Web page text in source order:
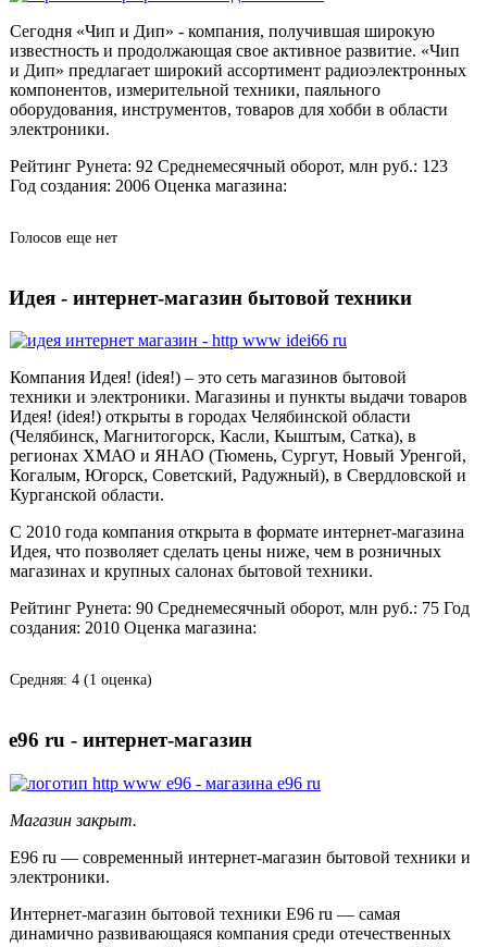
Сегодня «Чип и Дип» - компания, получившая широкую
известность и продолжающая свое активное развитие. «Чип
и Дип» предлагает широкий ассортимент радиоэлектронных
компонентов, измерительной техники, паяльного
оборудования, инструментов, товаров для хобби в области
электроники.
Рейтинг Рунета: 92 Среднемесячный оборот, млн руб.: 123
Год создания: 2006 Оценка магазина:
Голосов еще нет
Идея - интернет-магазин бытовой техники
Компания Идея! (ideя!) – это сеть магазинов бытовой
техники и электроники. Магазины и пункты выдачи товаров
Идея! (ideя!) открыты в городах Челябинской области
(Челябинск, Магнитогорск, Касли, Кыштым, Сатка), в
регионах ХМАО и ЯНАО (Тюмень, Сургут, Новый Уренгой,
Когалым, Югорск, Советский, Радужный), в Свердловской и
Курганской области.
С 2010 года компания открыта в формате интернет-магазина
Идея, что позволяет сделать цены ниже, чем в розничных
магазинах и крупных салонах бытовой техники.
Рейтинг Рунета: 90 Среднемесячный оборот, млн руб.: 75 Год
создания: 2010 Оценка магазина:
Средняя: 4 (1 оценка)
e96 ru - интернет-магазин
Магазин закрыт.
Е96 ru — современный интернет-магазин бытовой техники и
электроники.
Интернет-магазин бытовой техники E96 ru — самая
динамично развивающаяся компания среди отечественных